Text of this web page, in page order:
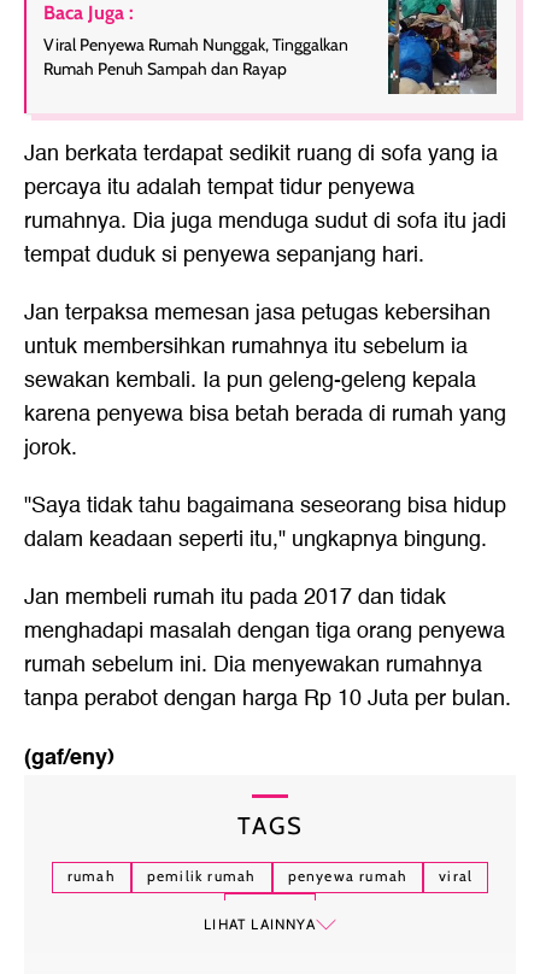
Baca Juga :
Viral Penyewa Rumah Nunggak, Tinggalkan
Rumah Penuh Sampah dan Rayap
Jan berkata terdapat sedikit ruang di sofa yang ia
percaya itu adalah tempat tidur penyewa
rumahnya. Dia juga menduga sudut di sofa itu jadi
tempat duduk si penyewa sepanjang hari.
Jan terpaksa memesan jasa petugas kebersihan
untuk membersihkan rumahnya itu sebelum ia
sewakan kembali. Ia pun geleng-geleng kepala
karena penyewa bisa betah berada di rumah yang
jorok.
"Saya tidak tahu bagaimana seseorang bisa hidup
dalam keadaan seperti itu," ungkapnya bingung.
Jan membeli rumah itu pada 2017 dan tidak
menghadapi masalah dengan tiga orang penyewa
rumah sebelum ini. Dia menyewakan rumahnya
tanpa perabot dengan harga Rp 10 Juta per bulan.
(gaf/eny)
TAGS
rumah pemilik rumah penyewa rumah
viral
LIHAT LAINNYA